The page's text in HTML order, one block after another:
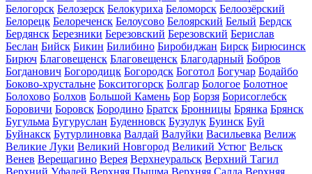
Белогорск Белозерск Белокуриха Беломорск Белоозёрский
Белорецк Белореченск Белоусово Белоярский Белый Бердск
Бердянск Березники Березовский Березовский Берислав
Беслан Бийск Бикин Билибино Биробиджан Бирск Бирюсинск
Бирюч Благовещенск Благовещенск Благодарный Бобров
Богданович Богородицк Богородск Боготол Богучар Бодайбо
Боково-хрустальне Бокситогорск Болгар Бологое Болотное
Болохово Болхов Большой Камень Бор Борзя Борисоглебск
Боровичи Боровск Бородино Братск Бронницы Брянка Брянск
Бугульма Бугуруслан Буденновск Бузулук Буинск Буй
Буйнакск Бутурлиновка Валдай Валуйки Васильевка Велиж
Великие Луки Великий Новгород Великий Устюг Вельск
Венев Верещагино Верея Верхнеуральск Верхний Тагил
Верхний Уфалей Верхняя Пышма Верхняя Салда Верхняя